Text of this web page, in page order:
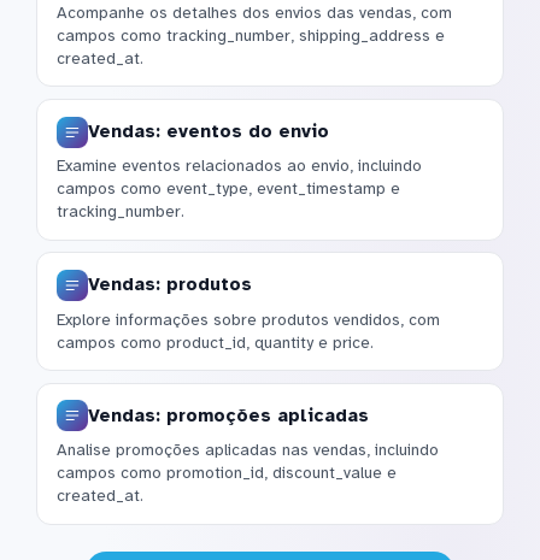
Acompanhe os detalhes dos envios das vendas, com
campos como tracking_number, shipping_address e
created_at.
Vendas: eventos do envio
Examine eventos relacionados ao envio, incluindo
campos como event_type, event_timestamp e
tracking_number.
Vendas: produtos
Explore informações sobre produtos vendidos, com
campos como product_id, quantity e price.
Vendas: promoções aplicadas
Analise promoções aplicadas nas vendas, incluindo
campos como promotion_id, discount_value e
created_at.